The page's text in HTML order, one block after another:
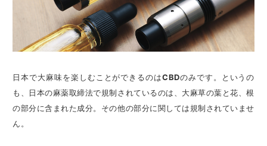
日本で大麻味を楽しむことができるのはCBDのみです。というの
も、日本の麻薬取締法で規制されているのは、大麻草の葉と花、根
の部分に含まれた成分。その他の部分に関しては規制されていませ
ん。